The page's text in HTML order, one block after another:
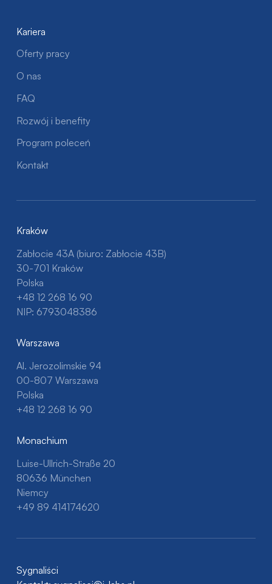
Kariera
Oferty pracy
O nas
FAQ
Rozwój i benefity
Program poleceń
Kontakt
Kraków
Zabłocie 43A (biuro: Zabłocie 43B)
30-701 Kraków
Polska
+48 12 268 16 90
NIP: 6793048386
Warszawa
Al. Jerozolimskie 94
00-807 Warszawa
Polska
+48 12 268 16 90
Monachium
Luise-Ullrich-Straße 20
80636 München
Niemcy
+49 89 414174620
Sygnaliści